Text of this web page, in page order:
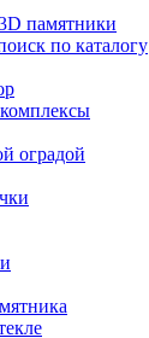
памятники
по каталогу
оградой